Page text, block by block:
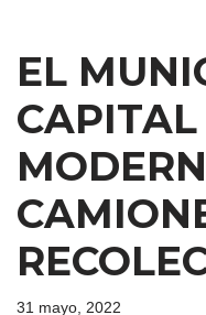
EL
31 mayo, 2022